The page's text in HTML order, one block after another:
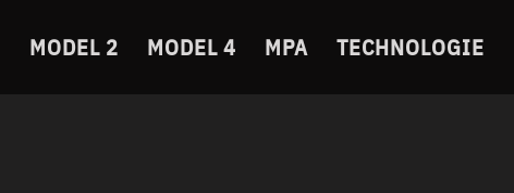
MODEL 2 MODEL 4 MPA TECHNOLOGIE